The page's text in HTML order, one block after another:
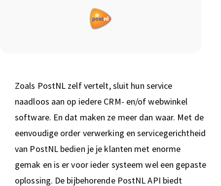
Zoals PostNL zelf vertelt, sluit hun service
naadloos aan op iedere CRM- en/of webwinkel
software. En dat maken ze meer dan waar. Met de
eenvoudige order verwerking en servicegerichtheid
van PostNL bedien je je klanten met enorme
gemak en is er voor ieder systeem wel een gepaste
oplossing. De bijbehorende PostNL API biedt